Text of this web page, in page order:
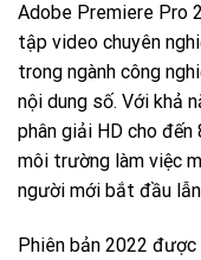
Adobe Premiere Pro
tập video chuyên
trong ngành công
nội dung số. Với khả
phân giải HD cho
môi trường làm việc
người mới bắt đầu
Phiên bản 2022